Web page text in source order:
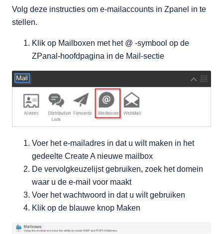
Volg deze instructies om e-mailaccounts in Zpanel in te
stellen.
Klik op Mailboxen met het @ -symbool op de
ZPanal-hoofdpagina in de Mail-sectie
Voer het e-mailadres in dat u wilt maken in het
gedeelte Create A nieuwe mailbox
De vervolgkeuzelijst gebruiken, zoek het domein
waar u de e-mail voor maakt
Voer het wachtwoord in dat u wilt gebruiken
Klik op de blauwe knop Maken